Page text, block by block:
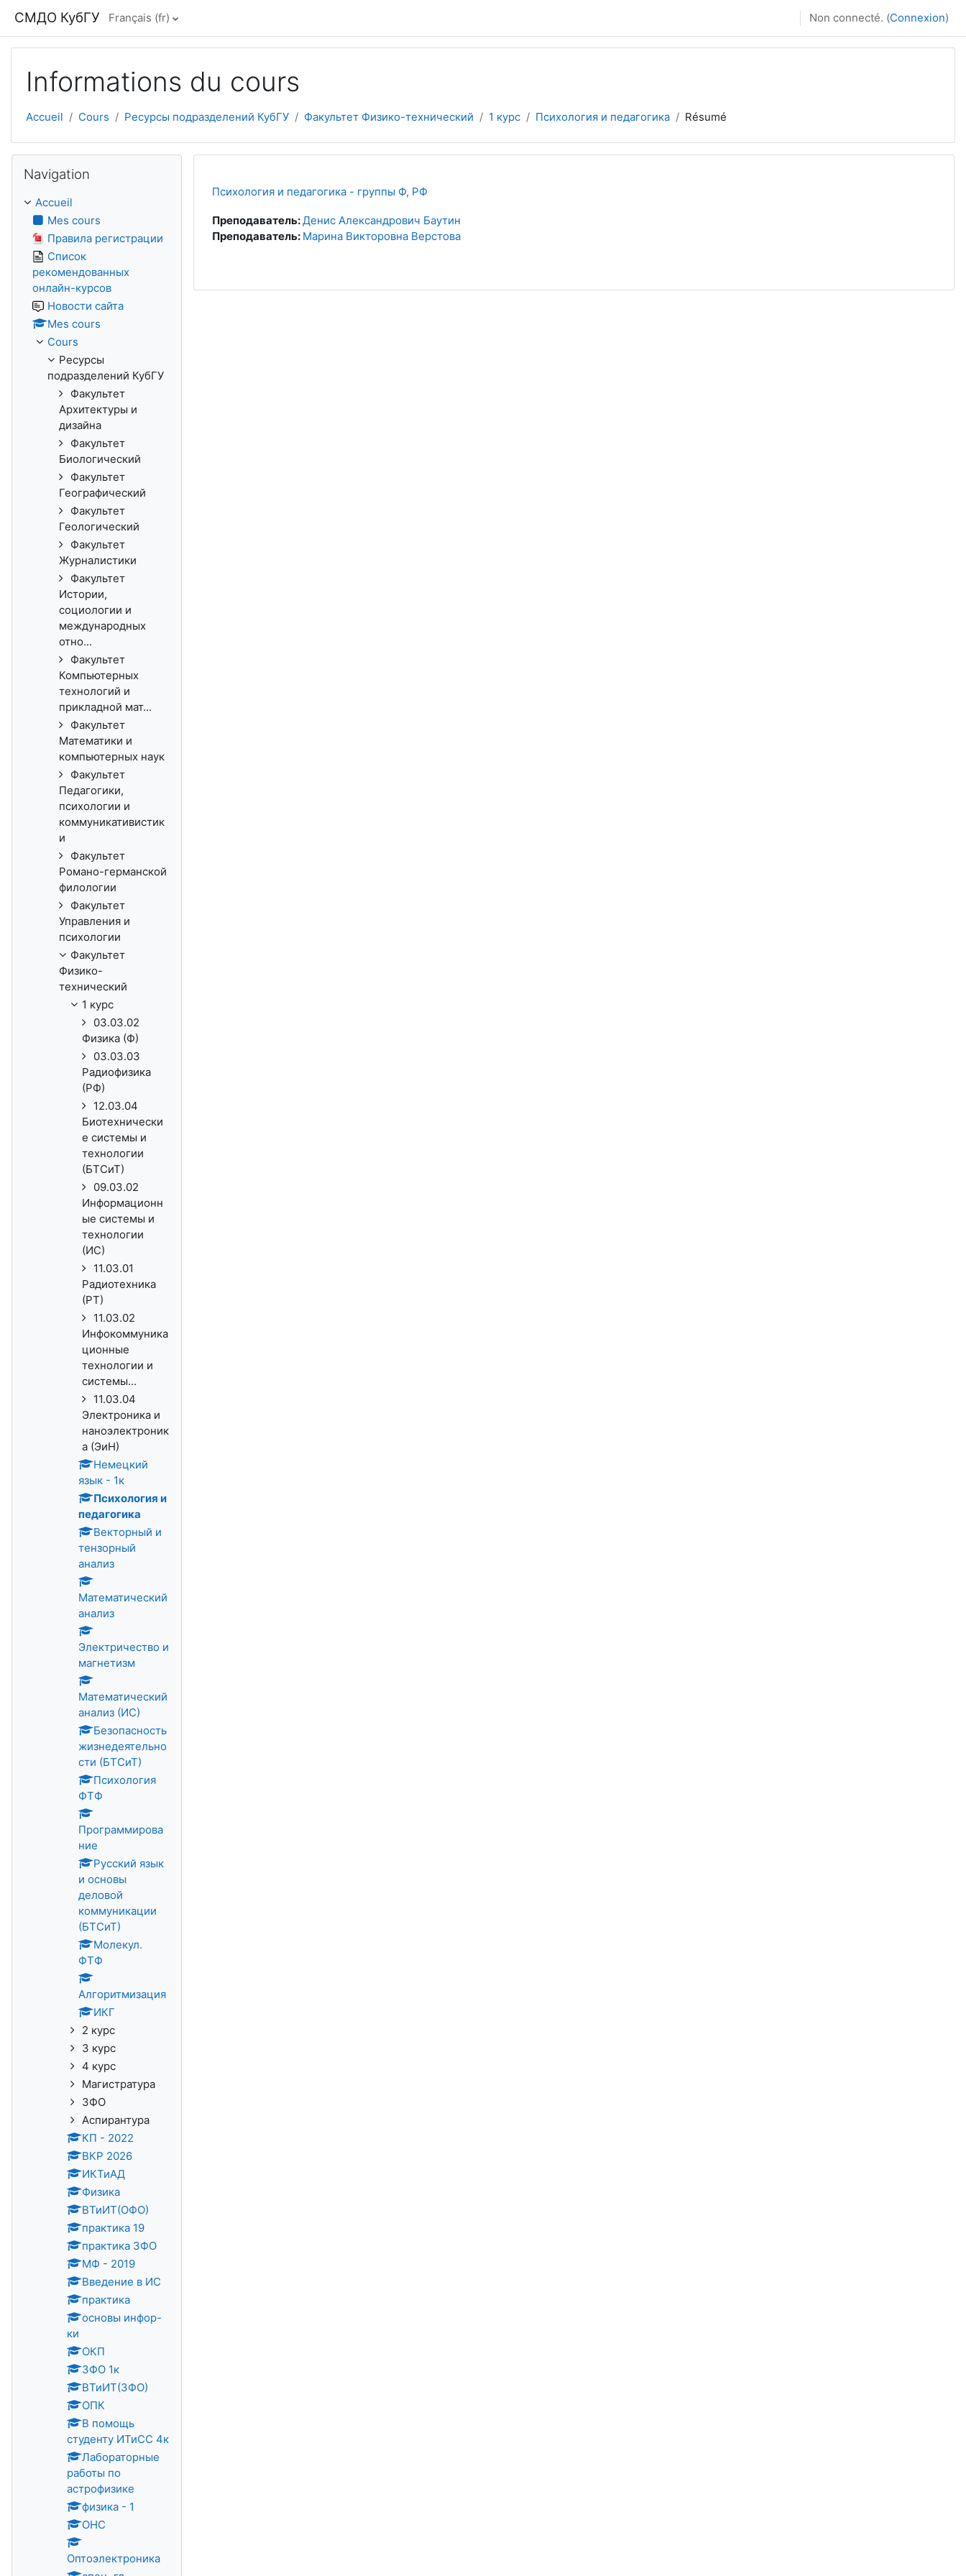
СМДО КубГУ Français ‎(fr)‎ Non connecté. (Connexion)
Informations du cours
Accueil Cours Ресурсы подразделений КубГУ Факультет Физико-технический 1 курс Психология и педагогика Résumé
Психология и педагогика - группы Ф, РФ
Преподаватель:Денис Александрович Баутин
Преподаватель: Марина Викторовна Верстова
Navigation
Accueil
Mes cours
Правила регистрации
Список
рекомендованных
онлайн-курсов
Новости сайта
Mes cours
Cours
Ресурсы
подразделений КубГУ
Факультет
Архитектуры и
дизайна
Факультет
Биологический
Факультет
Географический
Факультет
Геологический
Факультет
Журналистики
Факультет
Истории,
социологии и
международных
отно...
Факультет
Компьютерных
технологий и
прикладной мат...
Факультет
Математики и
компьютерных наук
Факультет
Педагогики,
психологии и
коммуникативистик
и
Факультет
Романо-германской
филологии
Факультет
Управления и
психологии
Факультет
Физико-
технический
1 курс
03.03.02
Физика (Ф)
03.03.03
Радиофизика
(РФ)
12.03.04
Биотехнически
е системы и
технологии
(БТСиТ)
09.03.02
Информационн
ые системы и
технологии
(ИС)
11.03.01
Радиотехника
(РТ)
11.03.02
Инфокоммуника
ционные
технологии и
системы...
11.03.04
Электроника и
наноэлектроник
а (ЭиН)
Немецкий
язык - 1к
Психология и
педагогика
Векторный и
тензорный
анализ
Математический
анализ
Электричество и
магнетизм
Математический
анализ (ИС)
Безопасность
жизнедеятельно
сти (БТСиТ)
Психология
ФТФ
Программирова
ние
Русский язык
и основы
деловой
коммуникации
(БТСиТ)
Молекул.
ФТФ
Алгоритмизация
ИКГ
2 курс
3 курс
4 курс
Магистратура
ЗФО
Аспирантура
КП - 2022
ВКР 2026
ИКТиАД
Физика
ВТиИТ(ОФО)
практика 19
практика ЗФО
МФ - 2019
Введение в ИС
практика
основы инфор-
ки
ОКП
ЗФО 1к
ВТиИТ(ЗФО)
ОПК
В помощь
студенту ИТиСС 4к
Лабораторные
работы по
астрофизике
физика - 1
ОНС
Оптоэлектроника